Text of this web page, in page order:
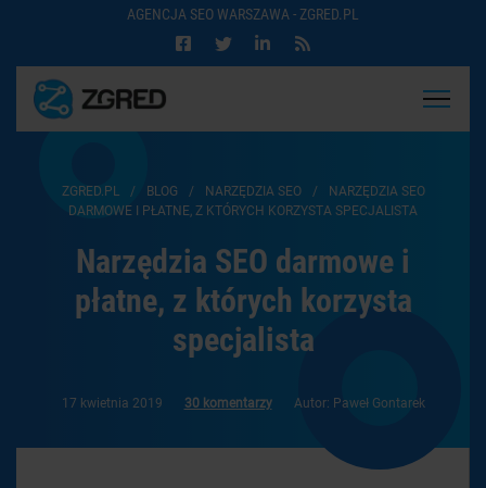
AGENCJA SEO WARSZAWA - ZGRED.PL
ZGRED.PL / BLOG / NARZĘDZIA SEO /
NARZĘDZIA SEO
DARMOWE I PŁATNE, Z KTÓRYCH KORZYSTA SPECJALISTA
Narzędzia SEO darmowe i
płatne, z których korzysta
specjalista
17 kwietnia 2019 30 komentarzy Autor: Paweł Gontarek